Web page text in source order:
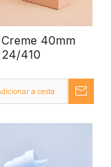
40mm
410
a cesta